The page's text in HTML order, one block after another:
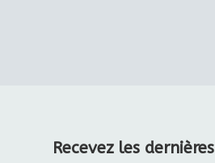
Recevez les